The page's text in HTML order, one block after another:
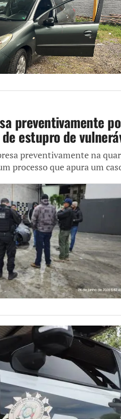
preventivamente
estupro de
preventivamente na
processo que apura um